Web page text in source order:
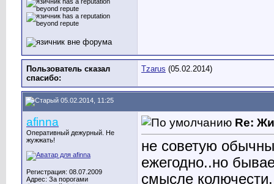
Пользователь сказал
cпасибо:
Tzarus (05.02.2014)
05.02.2014, 11:25
afinna
Оперативный дежурный. Не
жужжать!
Регистрация: 08.07.2009
Адрес: За порогами
Re:
не советую
ежегодно..но
смысле